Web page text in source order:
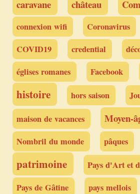
caravane château
connexion wifi Coronavirus
COVID19
credential
églises romanes
Facebook
histoire hors saison
maison de vacances
Moyen-
Nombril du monde
pâques
patrimoine
Pays d'Art et
Pays de Gâtine
pays mellois